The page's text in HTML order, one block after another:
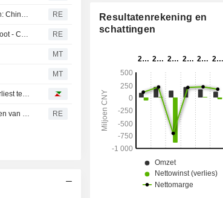
Chinees ministerie van Buitenlandse Zaken over Japanse raketplannen: China is zeer bezorgd over relevante ontwikkelingen RE
Chinese minister van Buitenlandse Zaken ontmoet Russische ambtgenoot - CCTV RE
MT
MT
Europese beurzen veren op ondanks Amerikaanse blokkade, LVMH verliest terrein
Chinese minister van Buitenlandse Zaken: prioriteit ligt bij het handhaven van momentum voor staakt-het-vuren - Xinhua RE
Resultatenrekening en
schattingen